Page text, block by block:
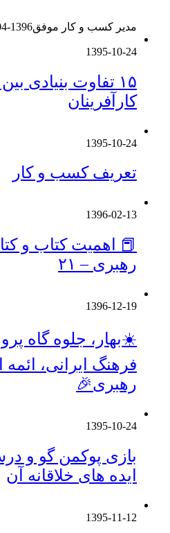
مدیر کسب و کار موفق1396-04-25
1395-10-24
۱۵ تفاوت بنیادی
کارآفرینان
1395-10-24
تعریف کسب و کار
1396-02-13
📕 اهميت كتاب و
رهبری – ۲۱
1396-12-19
☀️بهار، جلوه گاه
فرهنگ ایرانی،
رهبری🎉
1395-10-24
بازی پوکمن گو و
ایده های خلاقانه آن
1395-11-12